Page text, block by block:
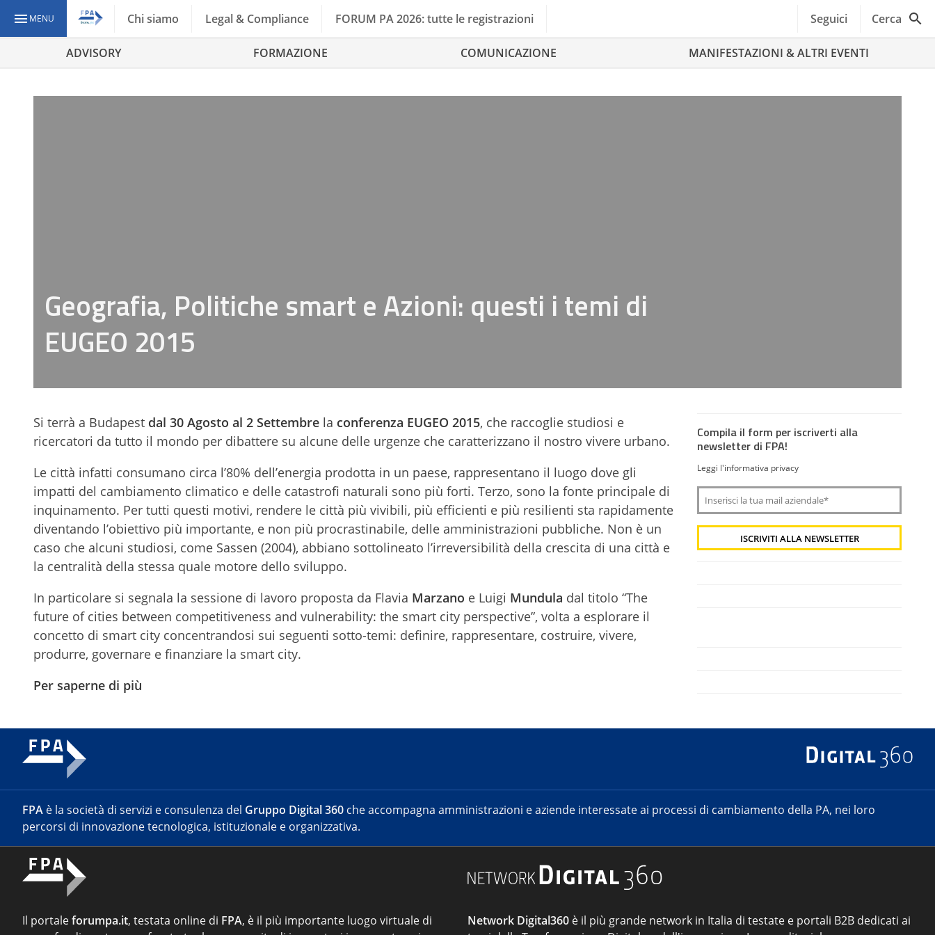
MENU Chi siamo Legal & Compliance FORUM PA 2026: tutte le registrazioni Seguici Cerca
ADVISORY FORMAZIONE COMUNICAZIONE MANIFESTAZIONI & ALTRI EVENTI
Geografia, Politiche smart e Azioni: questi i temi di
EUGEO 2015
Si terrà a Budapest dal 30 Agosto al 2 Settembre la conferenza EUGEO 2015, che raccoglie studiosi e
ricercatori da tutto il mondo per dibattere su alcune delle urgenze che caratterizzano il nostro vivere urbano.
Le città infatti consumano circa l’80% dell’energia prodotta in un paese, rappresentano il luogo dove gli
impatti del cambiamento climatico e delle catastrofi naturali sono più forti. Terzo, sono la fonte principale di
inquinamento. Per tutti questi motivi, rendere le città più vivibili, più efficienti e più resilienti sta rapidamente
diventando l’obiettivo più importante, e non più procrastinabile, delle amministrazioni pubbliche. Non è un
caso che alcuni studiosi, come Sassen (2004), abbiano sottolineato l’irreversibilità della crescita di una città e
la centralità della stessa quale motore dello sviluppo.
In particolare si segnala la sessione di lavoro proposta da Flavia Marzano e Luigi Mundula dal titolo “The
future of cities between competitiveness and vulnerability: the smart city perspective”, volta a esplorare il
concetto di smart city concentrandosi sui seguenti sotto-temi: definire, rappresentare, costruire, vivere,
produrre, governare e finanziare la smart city.
Per saperne di più
Compila il form per iscriverti alla
newsletter di FPA!
Leggi l'informativa privacy
FPA è la società di servizi e consulenza del Gruppo Digital 360 che accompagna amministrazioni e aziende interessate ai processi di cambiamento della PA, nei loro
percorsi di innovazione tecnologica, istituzionale e organizzativa.
Il portaleforumpa.it, testata online di FPA, è il più importante luogo virtuale di
Network Digital360 è il più grande network in Italia di testate e portali B2B dedicati ai